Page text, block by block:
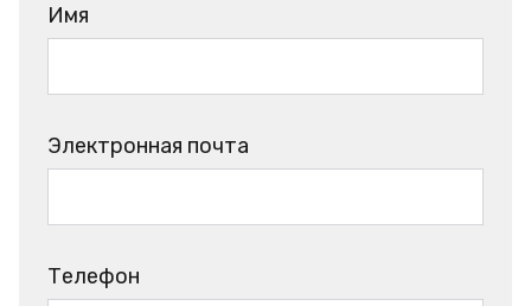
Имя
Электронная почта
Телефон